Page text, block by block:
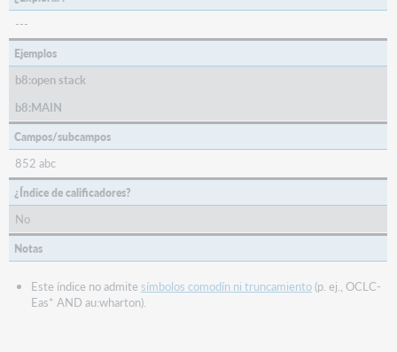
---
Ejemplos
b8:open stack
b8:MAIN
Campos/subcampos
852 abc
¿Índice de calificadores?
No
Notas
Este índice no admite símbolos comodín ni truncamiento(p. ej., OCLC-
Eas* AND au:wharton).